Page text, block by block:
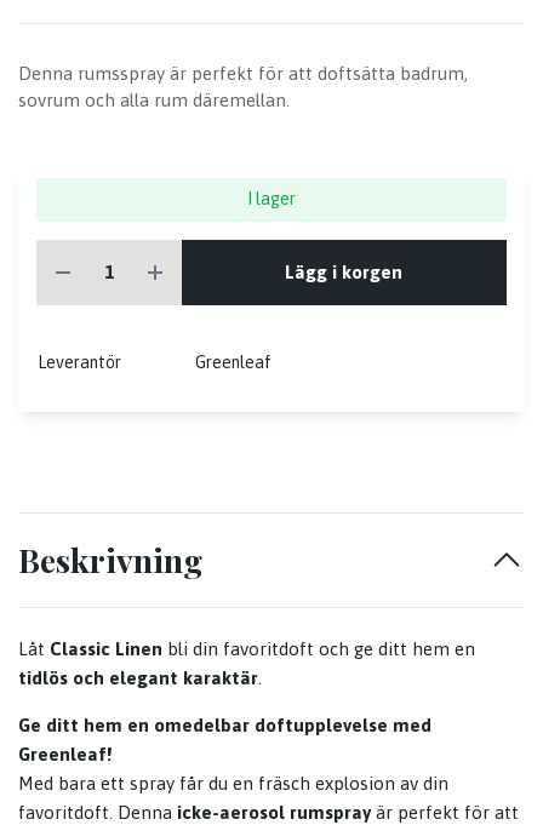
Denna rumsspray är perfekt för att doftsätta badrum,
sovrum och alla rum däremellan.
I lager
Lägg i korgen
Leverantör Greenleaf
Beskrivning
Låt Classic Linen bli din favoritdoft och ge ditt hem en
tidlös och elegant karaktär
Ge ditt hem en omedelbar doftupplevelse med
Greenleaf!
Med bara ett spray får du en fräsch explosion av din
favoritdoft. Denna icke-aerosol rumspray är perfekt för att